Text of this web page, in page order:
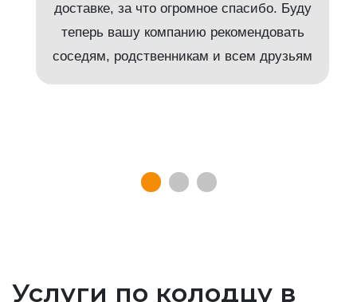
доставке, за что огромное спасибо. Буду
теперь вашу компанию рекомендовать
соседям, родственникам и всем друзьям
Услуги по колодцу в